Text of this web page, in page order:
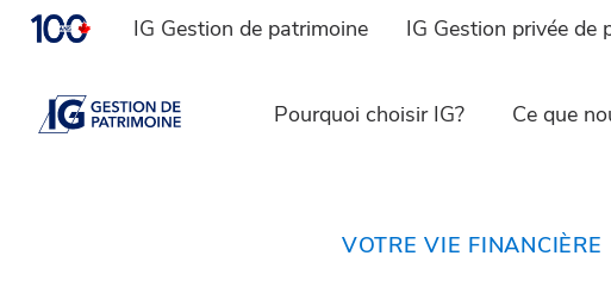
IG Gestion de patrimoine IG Gestion privée de
Pourquoi choisir IG? Ce que
VOTRE VIE FINANCIÈRE